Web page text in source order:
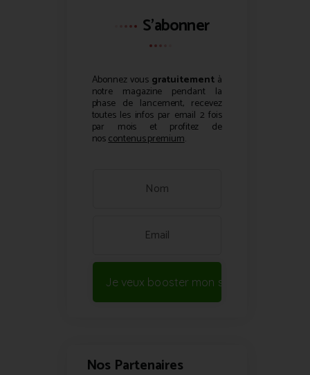
S'abonner
Abonnez vous gratuitementà
notre magazine pendant la
phase de lancement, recevez
toutes les infos par email 2 fois
par mois et profitez de
noscontenus premium.
Je veux booster mon site !
Nos Partenaires